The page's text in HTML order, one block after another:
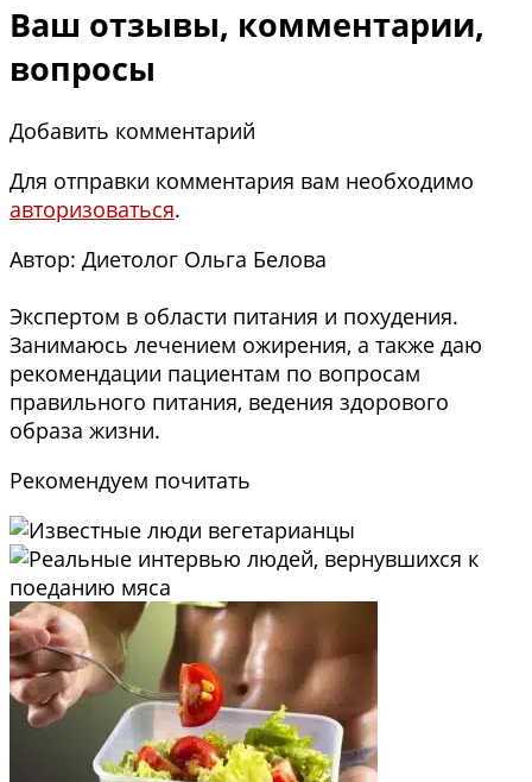
Ваш отзывы, комментарии,
вопросы
Добавить комментарий
Для отправки комментария вам необходимо
авторизоваться.
Автор: Диетолог Ольга Белова
Экспертом в области питания и похудения.
Занимаюсь лечением ожирения, а также даю
рекомендации пациентам по вопросам
правильного питания, ведения здорового
образа жизни.
Рекомендуем почитать